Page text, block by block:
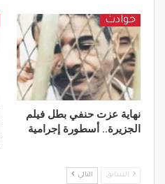
حوادث
نهاية عزت حنفي بطل فيلم
الجزيرة.. أسطورة إجرامية
السابق التالي